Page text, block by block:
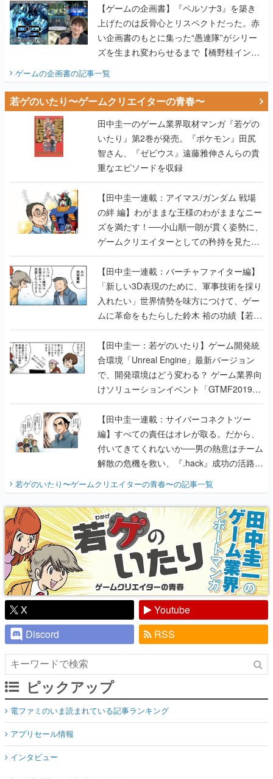
ズを生まれ変わらせるまで【橋野桂インタ
ビュー】
ゲームの企画書の記事一覧
若ゲのいたり〜ゲームクリエイターの青春〜
田中圭一のゲーム業界取材マンガ『若ゲの
いたり』第2巻が発売。『ポケモン』田尻
智さん、『ゼビウス』遠藤雅伸さんらの貴
重なエピソードを収録
【田中圭一連載：アイマス/ガンダム 戦場
の絆 編】わがままな王様のわがままなニー
ズを満たす！──小山順一朗が貫く姿勢に、
ゲームクリエイターとしての矜持を見た
【若ゲのいたり最終回】
【田中圭一連載：バーチャファイター編】
「新しい3D表現のために、軍事技術を採り
入れたい」世界情勢を味方につけて、ゲー
ムに革命をもたらした鈴木 裕の功績【若ゲ
のいたり】
【田中圭一：若ゲのいたり】ゲーム開発統
合環境「Unreal Engine」最新バージョン
で、開発環境はどう変わる？ ゲーム業界向
けソリューションイベント「GTMF2019」
に行って、より理解を深めよう【PR】
【田中圭一連載：サイバーコネクトツー
編】すべての責任はオレが取る。だから、
付いてきてくれないか──男の熱意はチーム
解散の危機を救い、『.hack』成功の活路を
開く。業界の快男児・松山 洋に流れる血は
『少年ジャンプ』色だった【若ゲのいた
り】
若ゲのいたり〜ゲームクリエイターの青春〜の記事一覧
X
Youtube
Discord
RSS
ピックアップ
電ファミのいま読まれている記事ランキング
アプリセール情報
インタビュー
連載・特集一覧